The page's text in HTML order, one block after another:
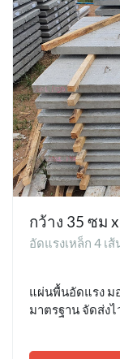
กว้าง 35 ซม
อัดแรงเหล็ก 4 เ
แผ่นพื้นอัดแรง ม
มาตรฐาน จัดส่ง